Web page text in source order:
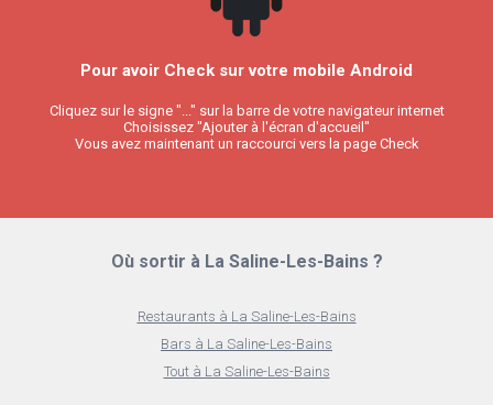
Pour avoir Check sur votre mobile Android
Cliquez sur le signe "..." sur la barre de votre navigateur internet
Choisissez "Ajouter à l'écran d'accueil"
Vous avez maintenant un raccourci vers la page Check
Où sortir à La Saline-Les-Bains ?
Restaurants à La Saline-Les-Bains
Bars à La Saline-Les-Bains
Tout à La Saline-Les-Bains